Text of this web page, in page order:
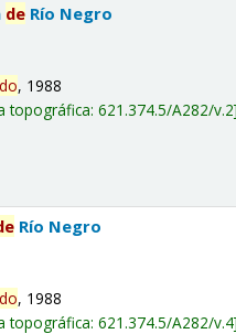
de Río Negro
, 1988
topográfica:621.374.5/A282/v.2
Río Negro
, 1988
topográfica:621.374.5/A282/v.4